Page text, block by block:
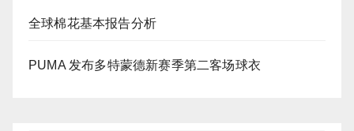
全球棉花基本报告分析
PUMA 发布多特蒙德新赛季第二客场球衣